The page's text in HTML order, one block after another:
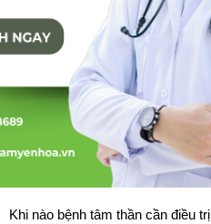
Khi nào bệnh tâm thần cần điều trị